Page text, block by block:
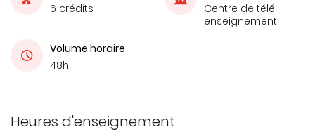
6 crédits
Centre de télé-
enseignement
Volume horaire
48h
Heures d'enseignement